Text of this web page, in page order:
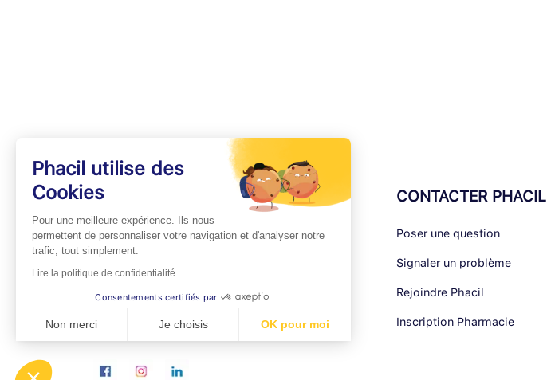
INFOS PRATIQUES
Professionnels de Santé
Espace Pharmaciens
Foire aux questions
CONTACTER PHACIL
Poser une question
Signaler un problème
Rejoindre Phacil
Inscription Pharmacie
Phacil utilise des
Cookies
Pour une meilleure expérience. Ils nous
permettent de personnaliser votre navigation et d'analyser notre
trafic, tout simplement.
Lire la politique de confidentialité
Consentements certifiés par
Non merci Je choisis OK pour moi
Axeptio consent
Plateforme de Gestion du Consentement : Personnalisez vos Options